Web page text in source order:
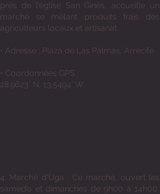
près de l'église San Ginés, accueille un
marché se mêlant produits frais des
agriculteurs locaux et artisanat.
• Adresse : Plaza de Las Palmas, Arrecife
• Coordonnées GPS :
28.9623° N, 13.5494° W
4. Marché d'Uga : Ce marché, ouvert les
samedis et dimanches de 9h00 à 14h00,